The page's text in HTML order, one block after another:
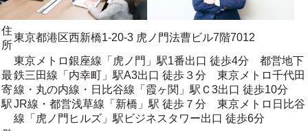
住
所
東京都港区西新橋1-20-3 虎ノ門法曹ビル7階7012
最
寄
駅
東京メトロ銀座線「虎ノ門」駅1番出口 徒歩4分 都営地下
鉄三田線「内幸町」駅A3出口 徒歩３分 東京メトロ千代田
線・丸の内線・日比谷線「霞ヶ関」駅Ｃ3出口 徒歩10分
JR線・都営浅草線「新橋」駅 徒歩７分 東京メトロ日比谷
線「虎ノ門ヒルズ」駅ビジネスタワー出口 徒歩6分